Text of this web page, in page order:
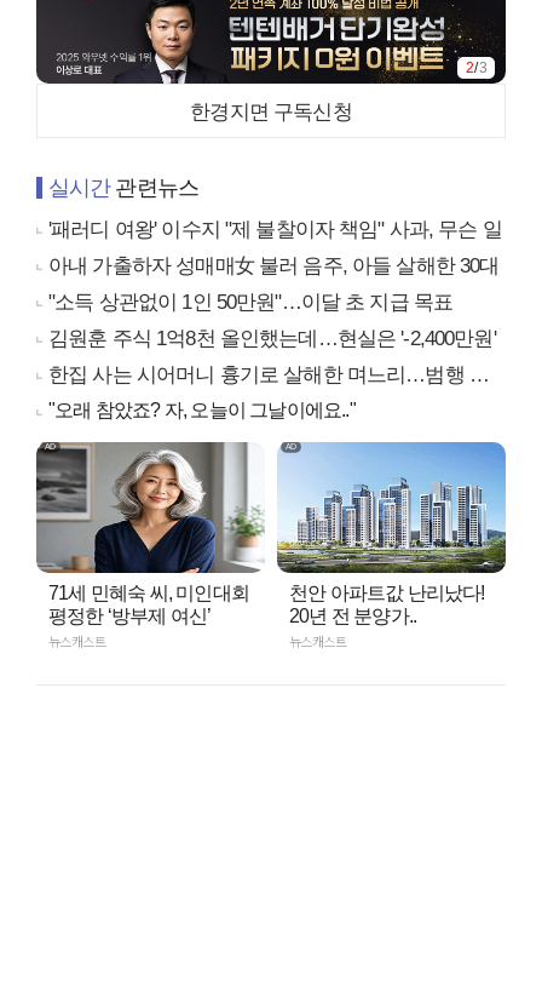
2/3
한경지면 구독신청
실시간관련뉴스
'패러디 여왕' 이수지 "제 불찰이자 책임" 사과, 무슨 일
아내 가출하자 성매매女 불러 음주, 아들 살해한 30대
"소득 상관없이 1인 50만원"…이달 초 지급 목표
김원훈 주식 1억8천 올인했는데…현실은 '-2,400만원'
한집 사는 시어머니 흉기로 살해한 며느리…범행 동기는
"오래 참았죠? 자, 오늘이 그날이에요.."
71세 민혜숙 씨, 미인대회
평정한 ‘방부제 여신’
뉴스캐스트
천안 아파트값 난리났다!
20년 전 분양가..
뉴스캐스트